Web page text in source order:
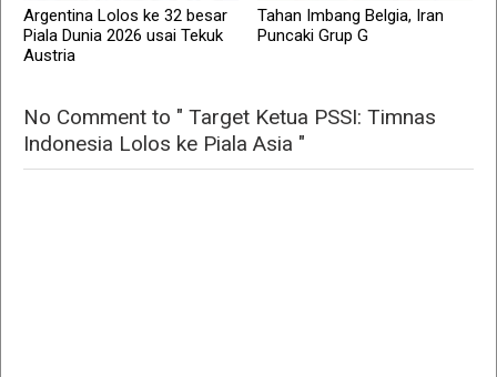
Argentina Lolos ke 32 besar
Piala Dunia 2026 usai Tekuk
Austria
Tahan Imbang Belgia, Iran
Puncaki Grup G
No Comment to " Target Ketua PSSI: Timnas
Indonesia Lolos ke Piala Asia "